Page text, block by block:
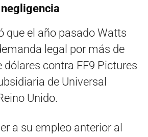
que el año pasado Watts
legal por más de
dólares contra FF9 Pictures
de Universal
Unido.
a su empleo anterior al